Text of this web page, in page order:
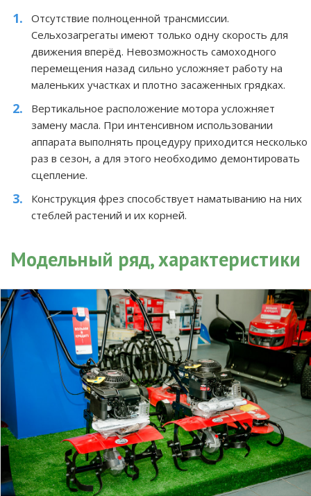
Отсутствие полноценной трансмиссии.
Сельхозагрегаты имеют только одну скорость для
движения вперёд. Невозможность самоходного
перемещения назад сильно усложняет работу на
маленьких участках и плотно засаженных грядках.
Вертикальное расположение мотора усложняет
замену масла. При интенсивном использовании
аппарата выполнять процедуру приходится несколько
раз в сезон, а для этого необходимо демонтировать
сцепление.
Конструкция фрез способствует наматыванию на них
стеблей растений и их корней.
Модельный ряд, характеристики